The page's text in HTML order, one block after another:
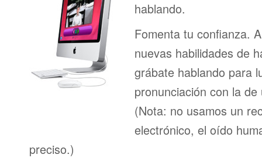
hablando.
Fomenta tu confianza.
nuevas habilidades de
grábate hablando para
pronunciación con la
(Nota: no usamos un
electrónico, el oído
preciso.)